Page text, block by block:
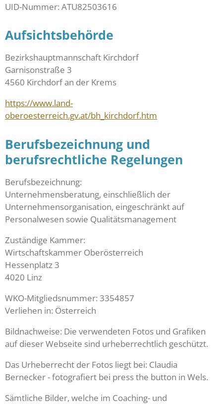
UID-Nummer: ATU82503616
Aufsichtsbehörde
Bezirkshauptmannschaft Kirchdorf
Garnisonstraße 3
4560 Kirchdorf an der Krems
https://www.land-
oberoesterreich.gv.at/bh_kirchdorf.htm
Berufsbezeichnung und
berufsrechtliche Regelungen
Berufsbezeichnung:
Unternehmensberatung, einschließlich der
Unternehmensorganisation, eingeschränkt auf
Personalwesen sowie Qualitätsmanagement
Zuständige Kammer:
Wirtschaftskammer Oberösterreich
Hessenplatz 3
4020 Linz
WKO-Mitgliedsnummer: 3354857
Verliehen in: Österreich
Bildnachweise: Die verwendeten Fotos und Grafiken
auf dieser Webseite sind urheberrechtlich geschützt.
Das Urheberrecht der Fotos liegt bei: Claudia
Bernecker - fotografiert bei press the button in Wels.
Sämtliche Bilder, welche im Coaching- und